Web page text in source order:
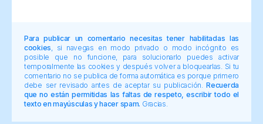
Para publicar un comentario necesitas tener habilitadas las
cookies , si navegas en modo privado o modo incógnito es
posible que no funcione, para solucionarlo puedes activar
temporalmente las cookies y después volver a bloquearlas. Si tu
comentario no se publica de forma automática es porque primero
debe ser revisado antes de aceptar su publicación.Recuerda
que no están permitidas las faltas de respeto, escribir todo el
texto en mayúsculas y hacer spam. Gracias.